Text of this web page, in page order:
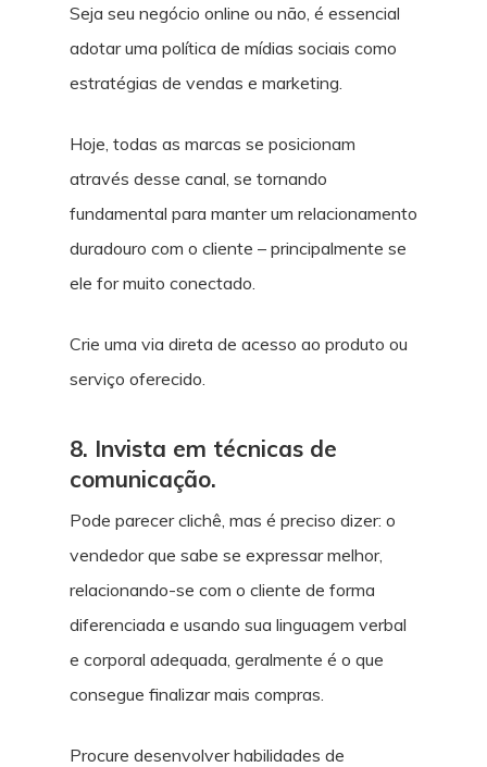
Seja seu negócio online ou não, é essencial
adotar uma política de mídias sociais como
estratégias de vendas e marketing.
Hoje, todas as marcas se posicionam
através desse canal, se tornando
fundamental para manter um relacionamento
duradouro com o cliente – principalmente se
ele for muito conectado.
Crie uma via direta de acesso ao produto ou
serviço oferecido.
8. Invista em técnicas de
comunicação.
Pode parecer clichê, mas é preciso dizer: o
vendedor que sabe se expressar melhor,
relacionando-se com o cliente de forma
diferenciada e usando sua linguagem verbal
e corporal adequada, geralmente é o que
consegue finalizar mais compras.
Procure desenvolver habilidades de